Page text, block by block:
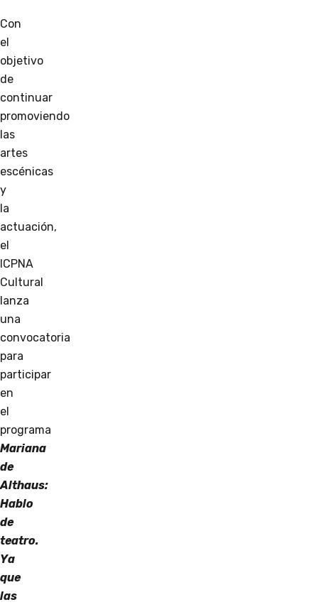
Con
el
objetivo
de
continuar
promoviendo
las
artes
escénicas
y
la
actuación,
el
ICPNA
Cultural
lanza
una
convocatoria
para
participar
en
el
programa
Mariana
de
Althaus:
Hablo
de
teatro.
Ya
que
las